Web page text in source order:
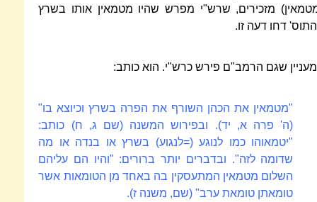
מזכירים, שרש"י מפרש שהיו מטמאין אותו בשרץ
דחו דעה זו.
שגם הרמב"ם פירש כרש"י. הוא כותב:
"מטמאין את הכהן השורף את הפרה בשרץ וכיוצא בו"
(ה' פרה א, יד). ובפירוש המשנה (שם ג, ח) כותב:
"יטמאוהו כמו לנוגע (=לנגוע) בשרץ או בנדה או מה
שדומה לזה". ובדברים יותר ברורים: "והיו הם עליהם
השלום מטמאין המתעסקין בה באחד מן הטומאות אשר
טומאתן טומאת ערב" (שם, משנה ז).